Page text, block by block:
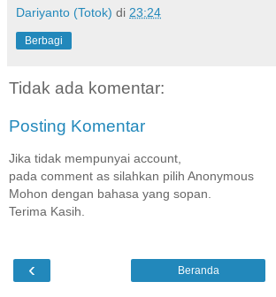
Dariyanto (Totok) di 23:24
Berbagi
Tidak ada komentar:
Posting Komentar
Jika tidak mempunyai account,
pada comment as silahkan pilih Anonymous
Mohon dengan bahasa yang sopan.
Terima Kasih.
‹ Beranda